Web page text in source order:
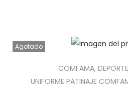
Agotado
COMFAMA,
UNIFORME PATINAJE